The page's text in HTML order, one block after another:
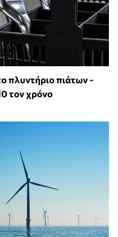
πλυντήριο πιάτων -
τον χρόνο